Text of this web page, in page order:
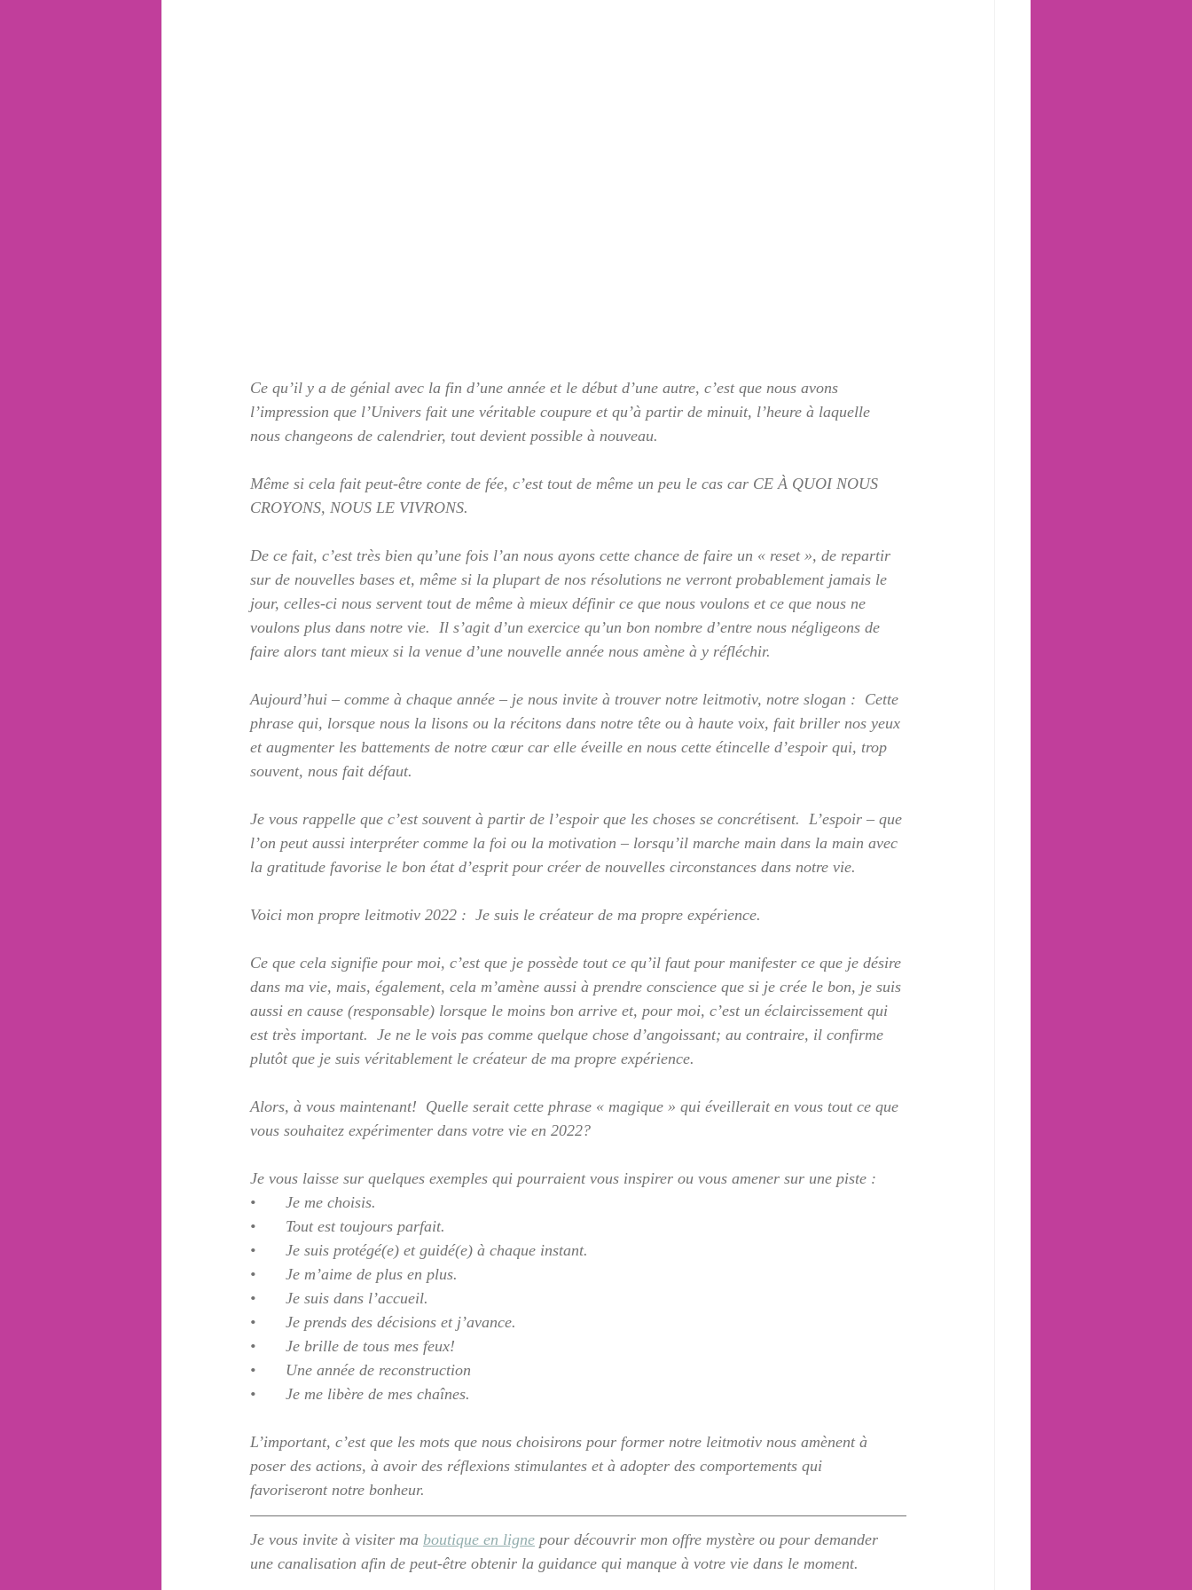
Ce qu’il y a de génial avec la fin d’une année et le début d’une autre, c’est que nous avons
l’impression que l’Univers fait une véritable coupure et qu’à partir de minuit, l’heure à laquelle
nous changeons de calendrier, tout devient possible à nouveau.
Même si cela fait peut-être conte de fée, c’est tout de même un peu le cas car CE À QUOI NOUS
CROYONS, NOUS LE VIVRONS.
De ce fait, c’est très bien qu’une fois l’an nous ayons cette chance de faire un « reset », de repartir
sur de nouvelles bases et, même si la plupart de nos résolutions ne verront probablement jamais le
jour, celles-ci nous servent tout de même à mieux définir ce que nous voulons et ce que nous ne
voulons plus dans notre vie.  Il s’agit d’un exercice qu’un bon nombre d’entre nous négligeons de
faire alors tant mieux si la venue d’une nouvelle année nous amène à y réfléchir.
Aujourd’hui – comme à chaque année – je nous invite à trouver notre leitmotiv, notre slogan :  Cette
phrase qui, lorsque nous la lisons ou la récitons dans notre tête ou à haute voix, fait briller nos yeux
et augmenter les battements de notre cœur car elle éveille en nous cette étincelle d’espoir qui, trop
souvent, nous fait défaut.
Je vous rappelle que c’est souvent à partir de l’espoir que les choses se concrétisent.  L’espoir – que
l’on peut aussi interpréter comme la foi ou la motivation – lorsqu’il marche main dans la main avec
la gratitude favorise le bon état d’esprit pour créer de nouvelles circonstances dans notre vie.
Voici mon propre leitmotiv 2022 :  Je suis le créateur de ma propre expérience.
Ce que cela signifie pour moi, c’est que je possède tout ce qu’il faut pour manifester ce que je désire
dans ma vie, mais, également, cela m’amène aussi à prendre conscience que si je crée le bon, je suis
aussi en cause (responsable) lorsque le moins bon arrive et, pour moi, c’est un éclaircissement qui
est très important.  Je ne le vois pas comme quelque chose d’angoissant; au contraire, il confirme
plutôt que je suis véritablement le créateur de ma propre expérience.
Alors, à vous maintenant!  Quelle serait cette phrase « magique » qui éveillerait en vous tout ce que
vous souhaitez expérimenter dans votre vie en 2022?
Je vous laisse sur quelques exemples qui pourraient vous inspirer ou vous amener sur une piste :
•	Je me choisis.
•	Tout est toujours parfait.
•	Je suis protégé(e) et guidé(e) à chaque instant.
•	Je m’aime de plus en plus.
•	Je suis dans l’accueil.
•	Je prends des décisions et j’avance.
•	Je brille de tous mes feux!
•	Une année de reconstruction
•	Je me libère de mes chaînes.
L’important, c’est que les mots que nous choisirons pour former notre leitmotiv nous amènent à
poser des actions, à avoir des réflexions stimulantes et à adopter des comportements qui
favoriseront notre bonheur.
Je vous invite à visiter ma boutique en ligne pour découvrir mon offre mystère ou pour demander
une canalisation afin de peut-être obtenir la guidance qui manque à votre vie dans le moment.